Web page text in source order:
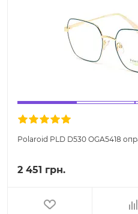
Polaroid PLD D530 OGA5418
2 451 грн.